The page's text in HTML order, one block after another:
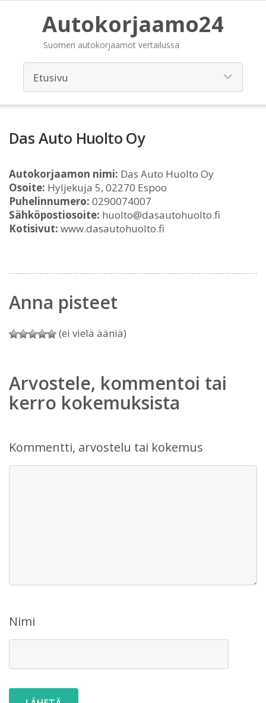
Autokorjaamo24
Suomen autokorjaamot vertailussa
Das Auto Huolto Oy
Autokorjaamon nimi: Das Auto Huolto Oy
Osoite: Hyljekuja 5, 02270 Espoo
Puhelinnumero: 0290074007
Sähköpostiosoite: huolto@dasautohuolto.fi
Kotisivut: www.dasautohuolto.fi
Anna pisteet
(ei vielä ääniä)
Arvostele, kommentoi tai
kerro kokemuksista
Kommentti, arvostelu tai kokemus
Nimi